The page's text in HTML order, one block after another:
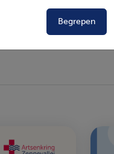
Huis en de
Begrepen